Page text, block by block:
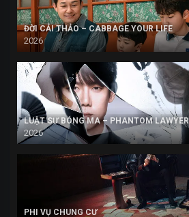
ĐỜI CẢI THẢO – CABBAGE YOUR LIFE
2026
LUẬT SƯ BÓNG MA – PHANTOM LAWYER
2026
PHI VỤ CHUNG CƯ